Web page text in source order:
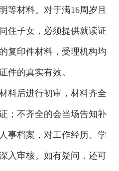
等材料。对于满16周岁且
住子女，必须提供就读证
复印件材料，受理机构均
件的真实有效。
后进行初审，材料齐全
；不齐全的会当场告知补
事档案，对工作经历、学
入审核。如有疑问，还可